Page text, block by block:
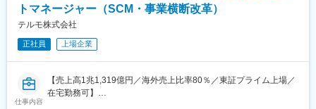
変更の範囲：会社の定める業務
■仕事の魅力：
・法律の知識及び英語力を生かすことができます。
で感じ、
■本部署の社風：
トマネージャー（SCM・事業横断改革）
テルモ株式会社
正社員 上場企業
仕事内容
【売上高1兆1,319億円／海外売上比率80％／東証プライム上場／
在宅勤務可】